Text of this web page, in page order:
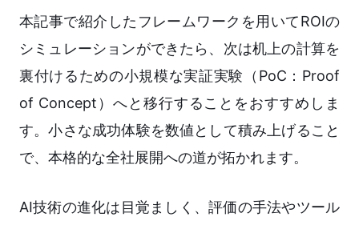
本記事で紹介したフレームワークを用いてROIの
シミュレーションができたら、次は机上の計算を
裏付けるための小規模な実証実験（PoC：Proof
of Concept）へと移行することをおすすめしま
す。小さな成功体験を数値として積み上げること
で、本格的な全社展開への道が拓かれます。
AI技術の進化は目覚ましく、評価の手法やツール